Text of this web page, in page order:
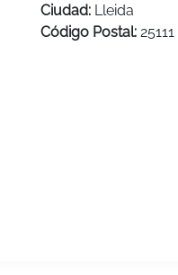
Ciudad: Lleida
Código Postal: 25111